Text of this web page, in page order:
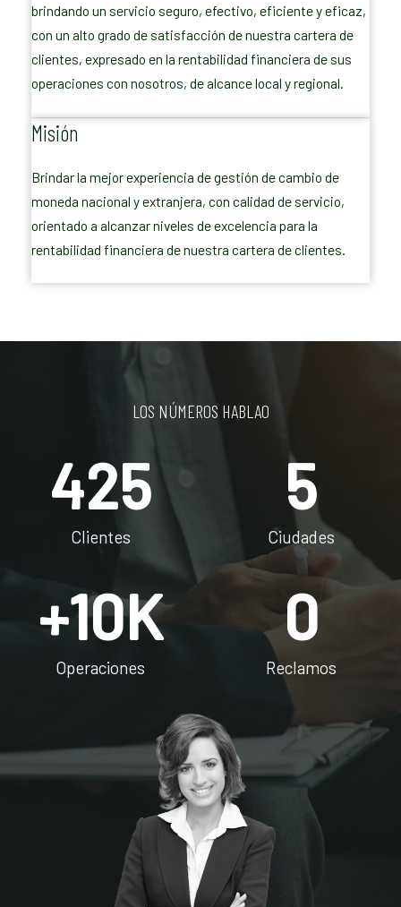
brindando un servicio seguro, efectivo, eficiente y eficaz,
con un alto grado de satisfacción de nuestra cartera de
clientes, expresado en la rentabilidad financiera de sus
operaciones con nosotros, de alcance local y regional.
Misión
Brindar la mejor experiencia de gestión de cambio de
moneda nacional y extranjera, con calidad de servicio,
orientado a alcanzar niveles de excelencia para la
rentabilidad financiera de nuestra cartera de clientes.
LOS NÚMEROS HABLAO
425
Clientes
5
Ciudades
+10K
Operaciones
0
Reclamos